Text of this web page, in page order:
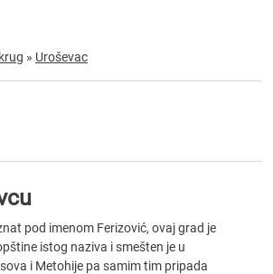
» Uroševac
pod imenom Ferizović, ovaj grad je
istog naziva i smešten je u
i Metohije pa samim tim pripada